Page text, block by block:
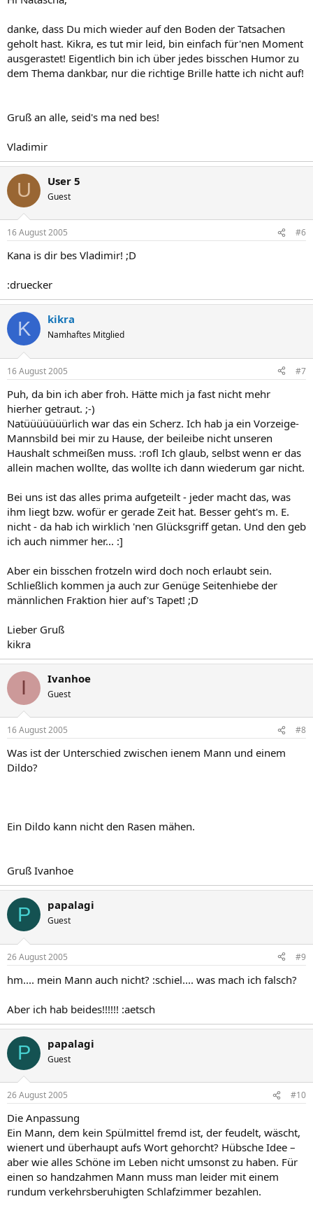
danke, dass Du mich wieder auf den Boden der Tatsachen
geholt hast. Kikra, es tut mir leid, bin einfach für'nen Moment
ausgerastet! Eigentlich bin ich über jedes bisschen Humor zu
dem Thema dankbar, nur die richtige Brille hatte ich nicht auf!
Gruß an alle, seid's ma ned bes!
Vladimir
U User 5
Guest
16 August 2005 #6
Kana is dir bes Vladimir! ;D
:druecker
K kikra
Namhaftes Mitglied
16 August 2005 #7
Puh, da bin ich aber froh. Hätte mich ja fast nicht mehr
hierher getraut. ;-)
Natüüüüüüürlich war das ein Scherz. Ich hab ja ein Vorzeige-
Mannsbild bei mir zu Hause, der beileibe nicht unseren
Haushalt schmeißen muss. :rofl Ich glaub, selbst wenn er das
allein machen wollte, das wollte ich dann wiederum gar nicht.
Bei uns ist das alles prima aufgeteilt - jeder macht das, was
ihm liegt bzw. wofür er gerade Zeit hat. Besser geht's m. E.
nicht - da hab ich wirklich 'nen Glücksgriff getan. Und den geb
ich auch nimmer her... :]
Aber ein bisschen frotzeln wird doch noch erlaubt sein.
Schließlich kommen ja auch zur Genüge Seitenhiebe der
männlichen Fraktion hier auf's Tapet! ;D
Lieber Gruß
kikra
I Ivanhoe
Guest
16 August 2005 #8
Was ist der Unterschied zwischen ienem Mann und einem
Dildo?
Ein Dildo kann nicht den Rasen mähen.
Gruß Ivanhoe
P papalagi
Guest
26 August 2005 #9
hm.... mein Mann auch nicht? :schiel.... was mach ich falsch?
Aber ich hab beides!!!!!! :aetsch
P papalagi
Guest
26 August 2005 #10
Die Anpassung
Ein Mann, dem kein Spülmittel fremd ist, der feudelt, wäscht,
wienert und überhaupt aufs Wort gehorcht? Hübsche Idee –
aber wie alles Schöne im Leben nicht umsonst zu haben. Für
einen so handzahmen Mann muss man leider mit einem
rundum verkehrsberuhigten Schlafzimmer bezahlen.